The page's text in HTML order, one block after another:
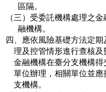
      區隔。
（三）受委託機構處理之
      融機構。
四、應依風險基礎方法定
理及控管情形進行查核
金融機構在臺分支機構
單位辦理，相關單位並
    支機構。